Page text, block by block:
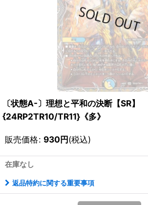
〔状態A-〕理想と平和の決断【SR】
{24RP2TR10/TR11}《多》
販売価格: 930円(税込)
在庫なし
返品特約に関する重要事項